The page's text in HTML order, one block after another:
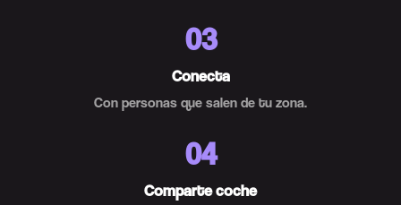
03
Conecta
Con personas que salen de tu zona.
04
Comparte coche